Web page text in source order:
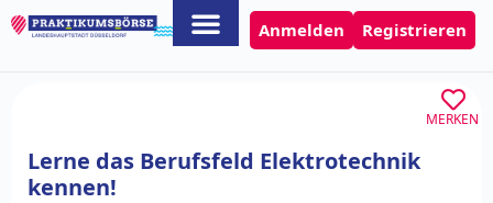
Anmelden Registrieren
MERKEN
Lerne das Berufsfeld Elektrotechnik
kennen!